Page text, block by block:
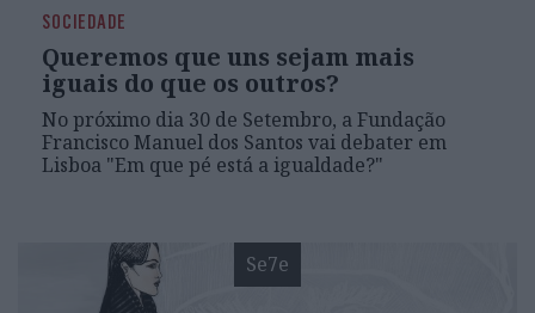
SOCIEDADE
Queremos que uns sejam mais
iguais do que os outros?
No próximo dia 30 de Setembro, a Fundação
Francisco Manuel dos Santos vai debater em
Lisboa "Em que pé está a igualdade?"
Se7e